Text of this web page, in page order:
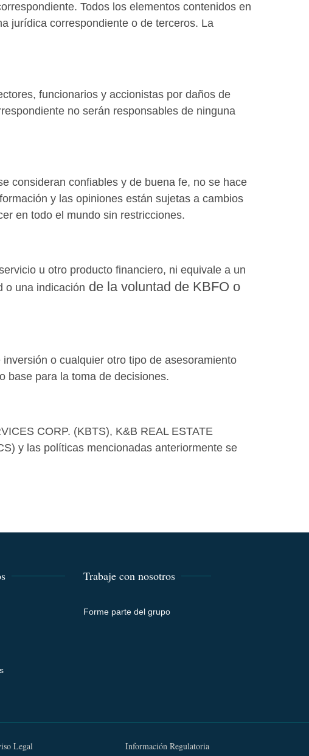
Todos los elementos contenidos en
jurídica correspondiente o de terceros. La
funcionarios y accionistas por daños de
no serán responsables de ninguna
consideran confiables y de buena fe, no se hace
y las opiniones están sujetas a cambios
en todo el mundo sin restricciones.
u otro producto financiero, ni equivale a un
o una indicación de la voluntad de KBFO o
o cualquier otro tipo de asesoramiento
base para la toma de decisiones.
CORP. (KBTS), K&B REAL ESTATE
y las políticas mencionadas anteriormente se
Trabaje con nosotros
Forme parte del grupo
Legal Información Regulatoria